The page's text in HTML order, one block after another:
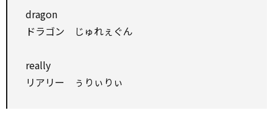
dragon
ドラゴン じゅれぇぐん
really
リアリー ぅりぃりぃ